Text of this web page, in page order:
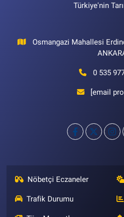
Türkiye'nin
Osmangazi Mahallesi
0 535
[email
Nöbetçi Eczaneler
Trafik Durumu